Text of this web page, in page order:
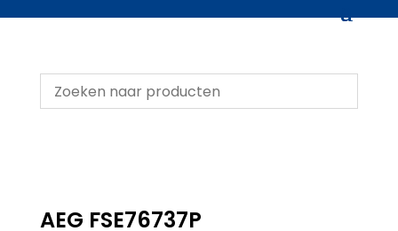
AEG FSE76737P